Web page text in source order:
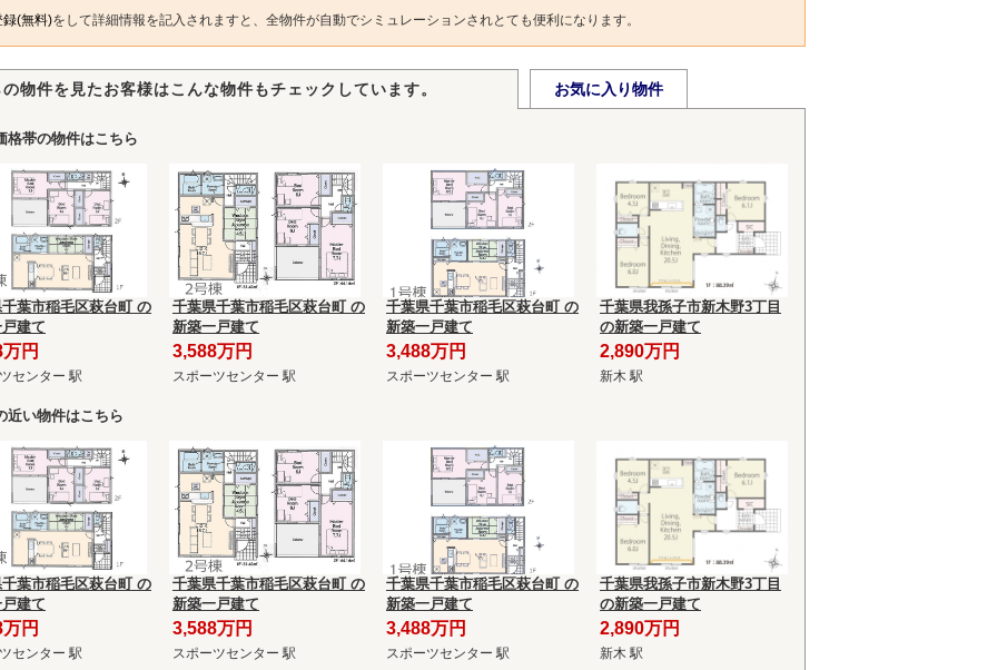
録(無料)をして詳細情報を記入されますと、全物件が自動でシミュレーションされとても便利になります。
物件を見たお客様はこんな物件もチェックしています。 お気に入り物件
格帯の物件はこちら
葉市稲毛区萩台町 の
建て
円
センター 駅
千葉県千葉市稲毛区萩台町 の
新築一戸建て
3,588万円
スポーツセンター 駅
千葉県千葉市稲毛区萩台町 の
新築一戸建て
3,488万円
スポーツセンター 駅
千葉県我孫子市新木野3丁目
の新築一戸建て
2,890万円
新木 駅
近い物件はこちら
葉市稲毛区萩台町 の
建て
円
センター 駅
千葉県千葉市稲毛区萩台町 の
新築一戸建て
3,588万円
スポーツセンター 駅
千葉県千葉市稲毛区萩台町 の
新築一戸建て
3,488万円
スポーツセンター 駅
千葉県我孫子市新木野3丁目
の新築一戸建て
2,890万円
新木 駅